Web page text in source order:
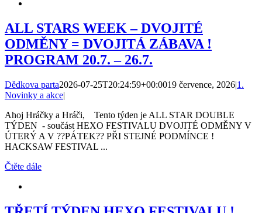
ALL STARS WEEK – DVOJITÉ
ODMĚNY = DVOJITÁ ZÁBAVA !
PROGRAM 20.7. – 26.7.
Dědkova parta2026-07-25T20:24:59+00:0019 července, 2026|1.
Novinky a akce|
Ahoj Hráčky a Hráči, Tento týden je ALL STAR DOUBLE
TÝDEN - součást HEXO FESTIVALU DVOJITÉ ODMĚNY V
ÚTERÝ A V ??PÁTEK?? PŘI STEJNÉ PODMÍNCE !
HACKSAW FESTIVAL ...
Čtěte dále